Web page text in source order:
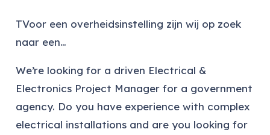
TVoor een overheidsinstelling zijn wij op zoek
naar een…
We’re looking for a driven Electrical &
Electronics Project Manager for a government
agency. Do you have experience with complex
electrical installations and are you looking for